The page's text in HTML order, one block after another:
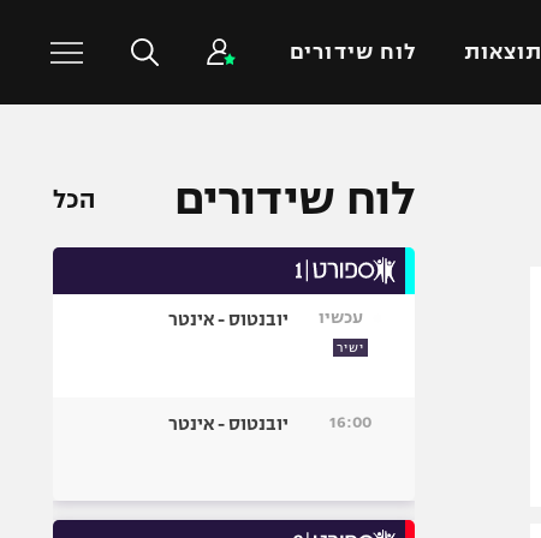
תוצאות לוח שידורים
כדורסל עולמי
כדורעף
היאבקות WWE
לוח שידורים הכל
עכשיו
ישיר
יובנטוס - אינטר
16:00 יובנטוס - אינטר